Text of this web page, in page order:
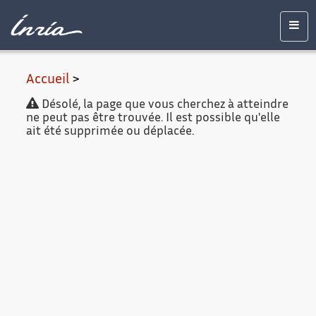
Mentions
Accueil >
Désolé, la page que vous cherchez à atteindre
ne peut pas être trouvée. Il est possible qu'elle
ait été supprimée ou déplacée.